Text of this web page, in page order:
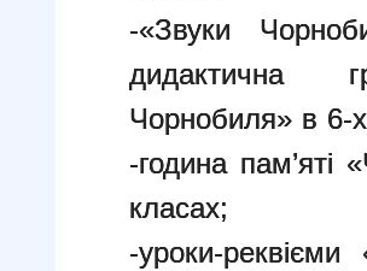
-«Звуки
дидактична
Чорнобиля» в 6-
-година пам’яті
класах;
-уроки-